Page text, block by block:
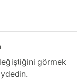
görmek